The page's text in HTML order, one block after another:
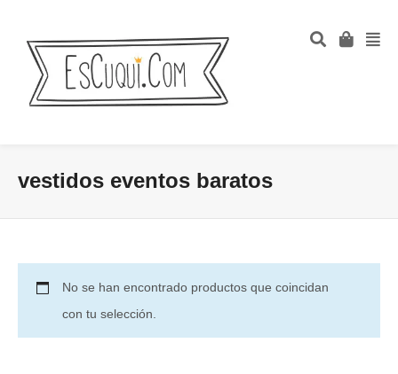
vestidos eventos baratos
No se han encontrado productos que coincidan
con tu selección.